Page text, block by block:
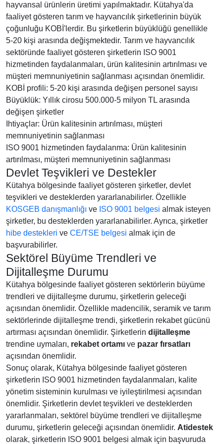
hayvansal ürünlerin üretimi yapılmaktadır. Kütahya'da
faaliyet gösteren tarım ve hayvancılık şirketlerinin büyük
çoğunluğu KOBİ'lerdir. Bu şirketlerin büyüklüğü genellikle
5-20 kişi arasında değişmektedir. Tarım ve hayvancılık
sektöründe faaliyet gösteren şirketlerin ISO 9001
hizmetinden faydalanmaları, ürün kalitesinin artırılması ve
müşteri memnuniyetinin sağlanması açısından önemlidir.
KOBİ profili: 5-20 kişi arasında değişen personel sayısı
Büyüklük: Yıllık cirosu 500.000-5 milyon TL arasında
değişen şirketler
Ihtiyaçlar: Ürün kalitesinin artırılması, müşteri
memnuniyetinin sağlanması
ISO 9001 hizmetinden faydalanma: Ürün kalitesinin
artırılması, müşteri memnuniyetinin sağlanması
Devlet Teşvikleri ve Destekler
Kütahya bölgesinde faaliyet gösteren şirketler, devlet
teşvikleri ve desteklerden yararlanabilirler. Özellikle
KOSGEB danışmanlığı ve ISO 9001 belgesi almak isteyen
şirketler, bu desteklerden yararlanabilirler. Ayrıca, şirketler
hibe destekleri ve CE/TSE belgesi almak için de
başvurabilirler.
Sektörel Büyüme Trendleri ve
Dijitalleşme Durumu
Kütahya bölgesinde faaliyet gösteren sektörlerin büyüme
trendleri ve dijitalleşme durumu, şirketlerin geleceği
açısından önemlidir. Özellikle madencilik, seramik ve tarım
sektörlerinde dijitalleşme trendi, şirketlerin rekabet gücünü
artırması açısından önemlidir. Şirketlerin dijitalleşme
trendine uymaları, rekabet ortamı ve pazar fırsatları
açısından önemlidir.
Sonuç olarak, Kütahya bölgesinde faaliyet gösteren
şirketlerin ISO 9001 hizmetinden faydalanmaları, kalite
yönetim sisteminin kurulması ve iyileştirilmesi açısından
önemlidir. Şirketlerin devlet teşvikleri ve desteklerden
yararlanmaları, sektörel büyüme trendleri ve dijitalleşme
durumu, şirketlerin geleceği açısından önemlidir. Atidestek
olarak, şirketlerin ISO 9001 belgesi almak için başvuruda